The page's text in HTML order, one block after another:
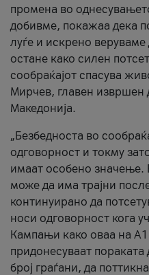
промена во
добивме, покажаа дека
луѓе и искрено
остане како силен
сообраќајот спасува
Мирчев, главен извршен
Македонија.
„Безбедноста во
одговорност и токму
имаат особено значење.
може да има трајни
континуирано да
носи одговорност кога
Кампањи како оваа на
придонесуваат
број граѓани, да